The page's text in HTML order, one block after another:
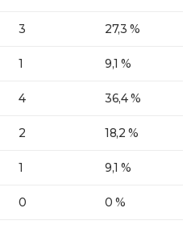
3 27,3 %
1 9,1 %
4 36,4 %
2 18,2 %
1 9,1 %
0 0 %